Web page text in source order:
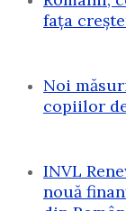
fața
Noi
copiilor
INVL
nouă